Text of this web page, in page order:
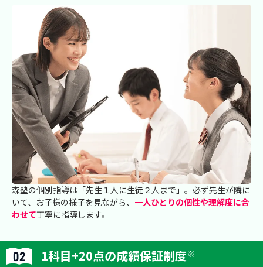
森塾の個別指導は「先生１人に生徒２人まで」。必ず先生が隣に
いて、お子様の様子を見ながら、 一人ひとりの個性や理解度に合
わせて丁寧に指導します。
1科目+20点の成績保証制度※